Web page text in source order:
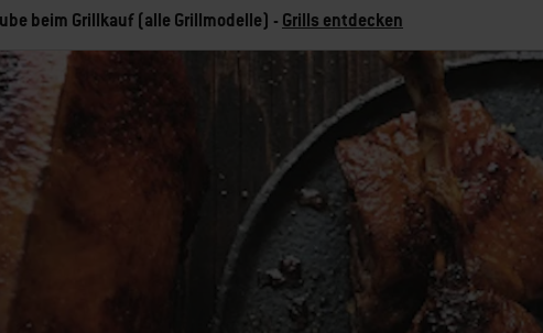
beim Grillkauf (alle Grillmodelle) - Grills entdecken